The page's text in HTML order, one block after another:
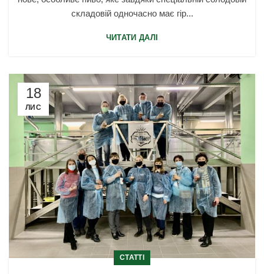
складовій одночасно має гір...
ЧИТАТИ ДАЛІ
18
ЛИС
СТАТТІ